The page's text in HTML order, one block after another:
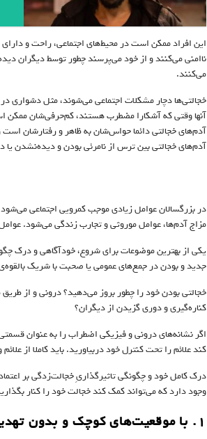
این افراد ممکن است در محیط‌های اجتماعی، راحت و
ناامنی می‌کنند و از خود می‌پرسند چطور توسط دیگران
می‌کنند.
خجالتی‌ها دچار مشکلات اجتماعی می‌شوند، مثل دشواری
آنها وقتی که آشکارا مضطرب هستند، کم‌حرفی‌شان ممکن
آدم‌های خجالتی دائما حواس‌شان به ظاهر و رفتارشان
آدم‌های خجالتی بین ترس از نامرئی بودن و دیده‌نشدن
در بزرگسالان عوامل زیادی موجب کمرویی اجتماعی
مزاج آدم‌ها، عوامل موروثی و تجارب زندگی می‌شود.
یکی از بهترین موضوعات برای شروع، خود‌آگاهی و درک
جدید و بودن در جمع‌های عمومی یا صحبت با شریک
خجالتی‌ بودن خود را چطور بروز می‌دهید؟ درونی و از
کناره‌گیری و دوری‌ گزیدن از دیگران؟
اگر نشانه‌های درونی و فیزیکی اضطراب را به عنوان
کند علائم را تحت کنترل خود در‌بیاورید. باید کاملا از
درک کامل خود و چگونگی تاثیرگذاریِ خجالت‌زدگی بر
وجود دارد که می‌تواند کمک کند خجالت خود را کنار
۱. با موقعیت‌های کوچک و بدون تهدید شروع کنید